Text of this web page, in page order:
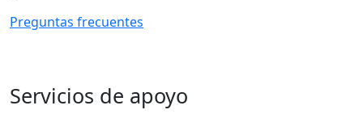
Preguntas frecuentes
Servicios de apoyo